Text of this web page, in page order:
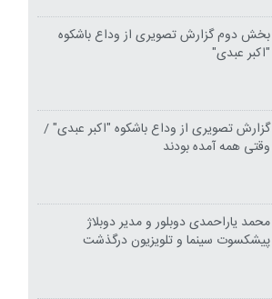
بخش دوم گزارش تصویری از وداع باشکوه
"اکبر عبدی"
گزارش تصویری از وداع باشکوه "اکبر عبدی" /
وقتی همه آمده بودند
محمد یاراحمدی دوبلور و مدیر دوبلاژ
پیشکسوت سینما و تلویزیون درگذشت